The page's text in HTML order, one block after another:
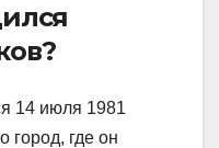
14 июля 1981
город, где он